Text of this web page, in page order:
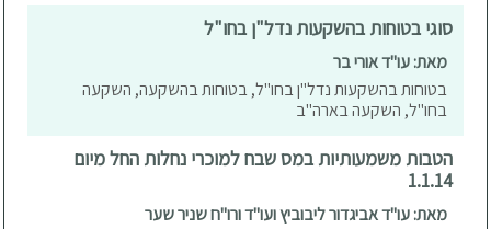
סוגי בטוחות בהשקעות נדל"ן בחו"ל
מאת: עו"ד אורי בר
בטוחות בהשקעות נדל"ן בחו"ל, בטוחות בהשקעה, השקעה
בחו"ל, השקעה בארה"ב
הטבות משמעותיות במס שבח למוכרי נחלות החל מיום
1.1.14
מאת: עו"ד אביגדור ליבוביץ ועו"ד ורו"ח שניר שער